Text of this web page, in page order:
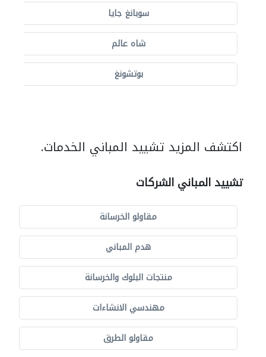
سوبانغ جايا
شاه عالم
بوتشونغ
اكتشف المزيد تشييد المباني الخدمات.
تشييد المباني الشركات
مقاولو الخرسانة
هدم المباني
منتجات البلوك والخرسانة
مهندسي الانشاءات
مقاولو الطرق